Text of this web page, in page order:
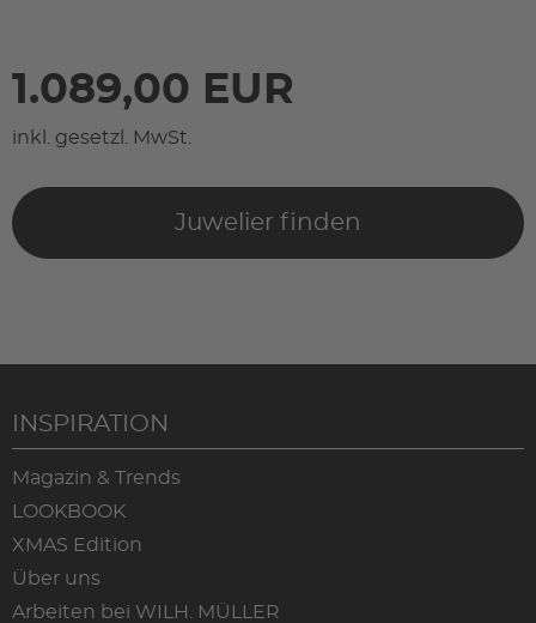
1.089,00 EUR
inkl. gesetzl. MwSt.
Juwelier finden
INSPIRATION
Magazin & Trends
LOOKBOOK
XMAS Edition
Über uns
Arbeiten bei WILH. MÜLLER